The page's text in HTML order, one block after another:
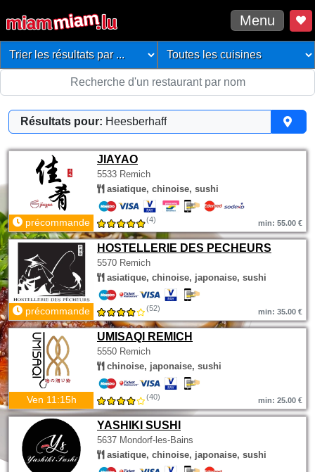
Menu
Résultats pour: Heesberhaff
JIAYAO
5533 Remich
asiatique, chinoise, sushi
précommande (4) min: 55.00 €
HOSTELLERIE DES PECHEURS
5570 Remich
asiatique, chinoise, japonaise, sushi
précommande (52) min: 35.00 €
UMISAQI REMICH
5550 Remich
chinoise, japonaise, sushi
Ven 11:15h (40) min: 25.00 €
YASHIKI SUSHI
5637 Mondorf-les-Bains
asiatique, chinoise, japonaise, sushi